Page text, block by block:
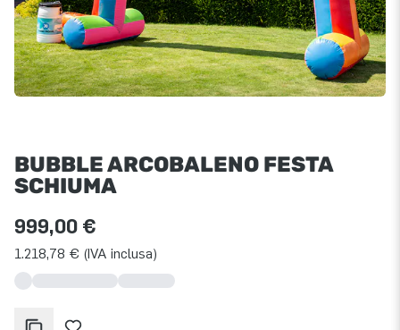
BUBBLE ARCOBALENO FESTA
SCHIUMA
999,00 €
1.218,78 € (IVA inclusa)